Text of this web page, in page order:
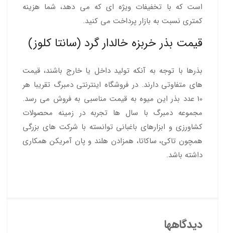
است که با تخفیفات ویژه ای که می دهد، شما هزینه
کمتری نسبت به بازار پرداخت می کنید.
قیمت بذر خربزه خالدار گرد (سانتا کلوز)
بذرها با توجه به آنکه تولید داخل یا خارج باشند، قیمت
های متفاوتی دارند. در فروشگاه اینترنتی دمبرگ تقریبا هر
10 عدد بذر این میوه به قیمت مناسبی به فروش می رسد.
مجموعه دمبرگ با سال ها تجربه در زمینه محصولات
کشاورزی و ابزارهای باغبانی توانسته با شرکت های بزرگی
همچون تاکی، ساکاتا، همزادن هلند و پان آمریکن همکاری
داشته باشد.
دیدگاهها